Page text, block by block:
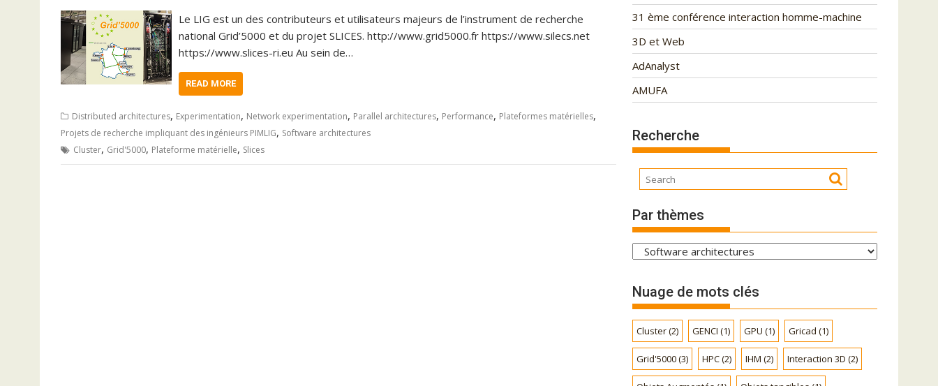
Le LIG est un des contributeurs et utilisateurs majeurs de l’instrument de recherche
national Grid’5000 et du projet SLICES. http://www.grid5000.fr https://www.silecs.net
https://www.slices-ri.eu Au sein de…
READ MORE
Distributed architectures, Experimentation, Network experimentation, Parallel architectures, Performance, Plateformes matérielles,
Projets de recherche impliquant des ingénieurs PIMLIG, Software architectures
Cluster, Grid'5000, Plateforme matérielle, Slices
31 ème conférence interaction homme-machine
3D et Web
AdAnalyst
AMUFA
Recherche
Par thèmes
r
t
h
è
m
e
Nuage de mots clés
Cluster(2) GENCI (1) GPU (1) Gricad (1)
Grid'5000(3) HPC(2) IHM (2) Interaction 3D (2)